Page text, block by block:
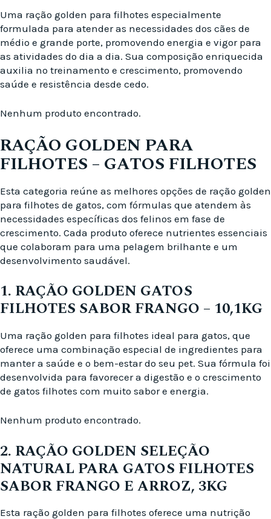
Uma ração golden para filhotes especialmente
formulada para atender as necessidades dos cães de
médio e grande porte, promovendo energia e vigor para
as atividades do dia a dia. Sua composição enriquecida
auxilia no treinamento e crescimento, promovendo
saúde e resistência desde cedo.
Nenhum produto encontrado.
RAÇÃO GOLDEN PARA
FILHOTES – GATOS FILHOTES
Esta categoria reúne as melhores opções de ração golden
para filhotes de gatos, com fórmulas que atendem às
necessidades específicas dos felinos em fase de
crescimento. Cada produto oferece nutrientes essenciais
que colaboram para uma pelagem brilhante e um
desenvolvimento saudável.
1. RAÇÃO GOLDEN GATOS
FILHOTES SABOR FRANGO – 10,1KG
Uma ração golden para filhotes ideal para gatos, que
oferece uma combinação especial de ingredientes para
manter a saúde e o bem-estar do seu pet. Sua fórmula foi
desenvolvida para favorecer a digestão e o crescimento
de gatos filhotes com muito sabor e energia.
Nenhum produto encontrado.
2. RAÇÃO GOLDEN SELEÇÃO
NATURAL PARA GATOS FILHOTES
SABOR FRANGO E ARROZ, 3KG
Esta ração golden para filhotes oferece uma nutrição